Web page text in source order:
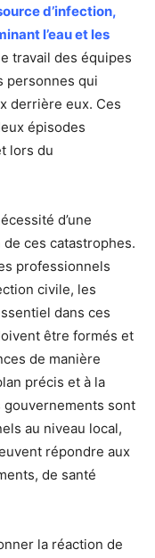
d’infection,
l’eau et les
travail des équipes
personnes qui
derrière eux. Ces
épisodes
lors du
d’une
ces catastrophes.
professionnels
civile, les
dans ces
être formés et
de manière
précis et à la
sont
au niveau local,
répondre aux
de santé
la réaction de